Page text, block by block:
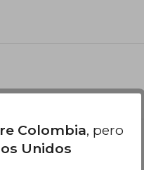
Colombia, pero
Unidos